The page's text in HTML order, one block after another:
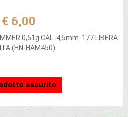
€ 6,00
0,51g CAL. 4,5mm .177 LIBERA
(HN-HAM450)
esaurito